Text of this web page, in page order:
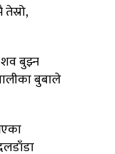
बुझ्न
बुबाले